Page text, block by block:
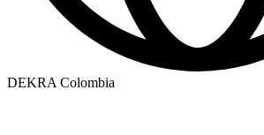
DEKRA Colombia